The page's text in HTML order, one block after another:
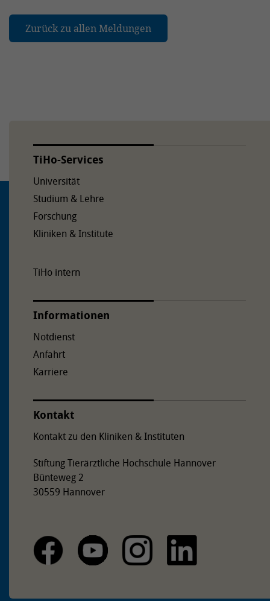
Zurück zu allen Meldungen
TiHo-Services
Universität
Studium & Lehre
Forschung
Kliniken & Institute
TiHo intern
Informationen
Notdienst
Anfahrt
Karriere
Kontakt
Kontakt zu den Kliniken & Instituten
Stiftung Tierärztliche Hochschule Hannover
Bünteweg 2
30559 Hannover